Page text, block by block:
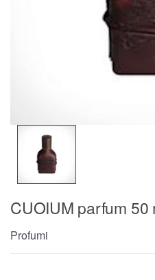
CUOIUM parfum 50
Profumi